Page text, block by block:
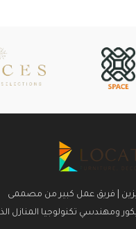
| فريق عمل كبير من مصممى
ومهندسي تكنولوجيا المنازل